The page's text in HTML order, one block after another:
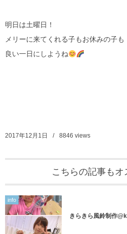
明日は土曜日！
メリーに来てくれる子もお休みの子も
良い一日にしようね
2017年12月1日 8846 views
こちらの記事もオ
info
きらきら風鈴制作